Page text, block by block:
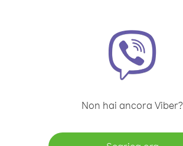
Non hai ancora Viber?